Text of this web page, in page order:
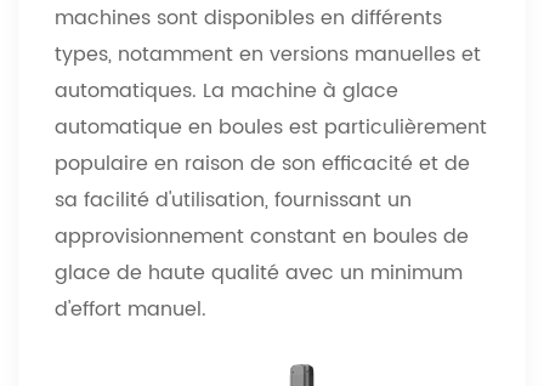
machines sont disponibles en différents
types, notamment en versions manuelles et
automatiques. La machine à glace
automatique en boules est particulièrement
populaire en raison de son efficacité et de
sa facilité d'utilisation, fournissant un
approvisionnement constant en boules de
glace de haute qualité avec un minimum
d'effort manuel.